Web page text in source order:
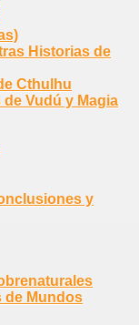
Historias de
Cthulhu
Vudú y Magia
y
de Mundos